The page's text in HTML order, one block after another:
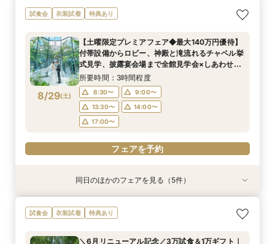
8/28(金)
【少人数プラン相談会】専用の貸切別邸OPEN&
贅沢無料試食
11:00〜
11:30〜
12:00〜
15:00〜
15:30〜
フェアを予約
8/28(金)
マイナビ限定★当館人気NO,1◆豪華国産「しあ
わせ絆牛」絶品試食付◆
11:00〜
11:30〜
12:00〜
15:00〜
15:30〜
フェアを予約
試食会 衣装試着 特典あり
8/29(土)
【土曜限定プレミアフェア◆最大140万円優待】
付帯設備からロビー、神殿と滝流れるチャペル挙
式見学、披露宴会場まで全館見学会×しあわせ絆
牛無料試食会×おふたりに合わせた見積りシュミ
レーション
所要時間：3時間程度
8:30〜
9:00〜
13:30〜
14:00〜
17:00〜
フェアを予約
特典あり
【初めての式場見学の方も安心】豪華試食付きウ
エディング相談会
衣装試着 特典あり
《新チャペルOPEN記念◆8大特典≫木目×ナ
チュラルチャペル体験
特典あり
【神前挙式をご検討の方へ】神殿「凛」見学＆和
フレンチ無料試食
衣装試着 特典あり
マイナビ限定【料理重視派必見】和牛フィレ肉×
懐石フレンチコース美食会
衣装試着 特典あり
【少人数プラン相談会】専用の貸切別邸OPEN&
贅沢無料試食
同日のほかのフェアを見る（5件）
試食会 衣装試着 特典あり
＼6月リニューアル記念／3万試食＆1万ギフト｜